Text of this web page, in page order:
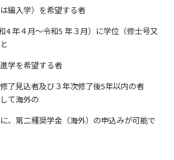
編入学）を希望する者
4年４月～令和5 年３月）に学位（修士号又
学を希望する者
了見込者及び３年次修了後5年以内の者
て海外の
、第二種奨学金（海外）の申込みが可能で